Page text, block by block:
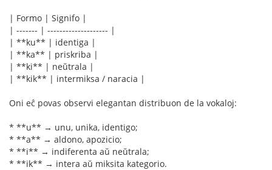
| Formo | Signifo |
| ------- | -------------------- |
| **ku** | identiga |
| **ka** | priskriba |
| **ki** | neŭtrala |
| **kik** | intermiksa / naracia |
Oni eĉ povas observi elegantan distribuon de la vokaloj:
* **u** → unu, unika, identigo;
* **a** → aldono, apozicio;
* **i** → indiferenta aŭ neŭtrala;
* **ik** → intera aŭ miksita kategorio.